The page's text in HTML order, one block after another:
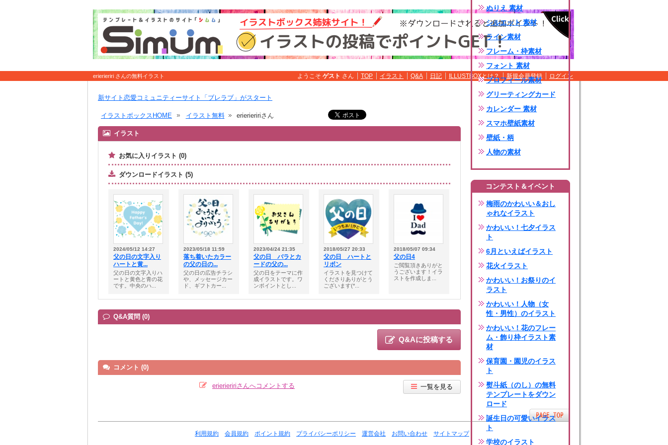
erierieriri さんの無料イラスト ようこそ ゲスト さん TOP イラスト Q&A 日記 ILLUSTBOXとは？ 新規会員登録 ログイン
新サイト恋愛コミュニティーサイト「ブレラブ」がスタート
イラストボックスHOME イラスト無料 erierieririさん
イラスト
お気に入りイラスト (0)
ダウンロードイラスト (5)
2024/05/12 14:27
父の日の文字入り
ハートと黄...
父の日の文字入りハ
ートと黄色と青の花
です。中央のハ...
2023/05/18 11:59
落ち着いたカラー
の父の日の...
父の日の広告チラシ
や、メッセージカー
ド、ギフトカー...
2023/04/24 21:35
父の日 バラとカ
ードの父の...
父の日をテーマに作
成イラストです。ワ
ンポイントとし...
2018/05/27 20:33
父の日 ハートと
リボン
イラストを見つけて
くださりありがとう
ございます(*...
2018/05/07 09:34
父の日4
ご閲覧頂きありがと
うございます！イラ
ストを作成しま...
Q&A質問 (0)
Q&Aに投稿する
コメント (0)
erierieririさんへコメントする 一覧を見る
ぬりえ 素材
シルエット 素材
ライン素材
フレーム・枠素材
フォント 素材
プロフィール素材
グリーティングカード
カレンダー 素材
スマホ壁紙素材
壁紙・柄
人物の素材
コンテスト＆イベント
梅雨のかわいい＆おし
ゃれなイラスト
かわいい！七夕イラス
ト
6月といえばイラスト
花火イラスト
かわいい！お祭りのイ
ラスト
かわいい！人物（女
性・男性）のイラスト
かわいい！花のフレー
ム・飾り枠イラスト素
材
保育園・園児のイラス
ト
熨斗紙（のし）の無料
テンプレートをダウン
ロード
誕生日の可愛いイラス
ト
学校のイラスト
利用規約 会員規約 ポイント規約 プライバシーポリシー 運営会社 お問い合わせ サイトマップ